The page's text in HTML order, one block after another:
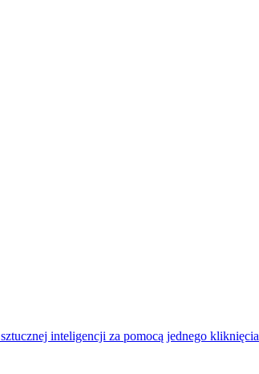
inteligencji za pomocą jednego kliknięcia